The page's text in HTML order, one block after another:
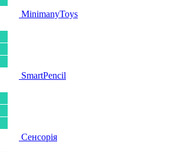
MinimanyToys
SmartPencil
Сенсорія